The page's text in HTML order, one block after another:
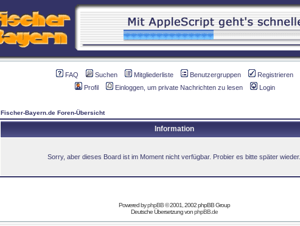
FAQ Suchen Mitgliederliste Benutzergruppen
Registrieren
Profil
Einloggen, um private Nachrichten zu lesen Login
Fischer-Bayern.de Foren-Übersicht
Information
Sorry, aber dieses Board ist im Moment nicht verfügbar. Probier es bitte später wieder.
Powered byphpBB© 2001, 2002 phpBB Group
Deutsche Übersetzung vonphpBB.de